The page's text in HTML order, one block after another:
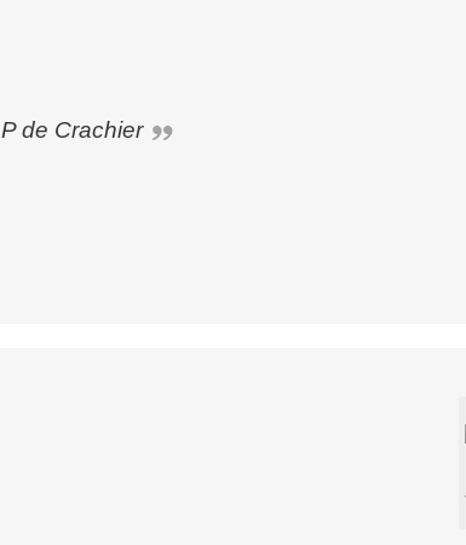
GP de Crachier